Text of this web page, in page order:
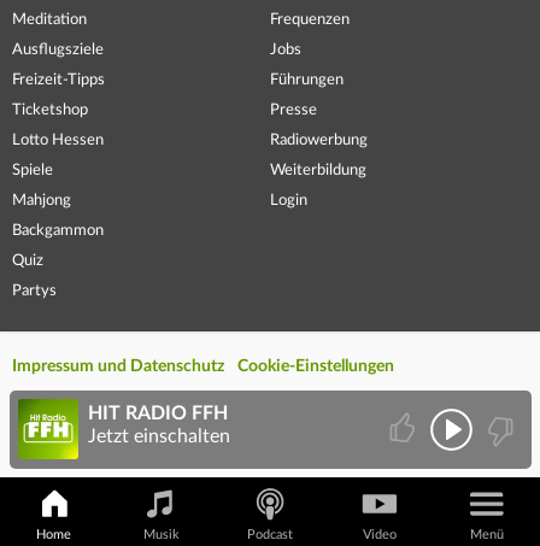
Meditation
Ausflugsziele
Freizeit-Tipps
Ticketshop
Lotto Hessen
Spiele
Mahjong
Backgammon
Quiz
Partys
Frequenzen
Jobs
Führungen
Presse
Radiowerbung
Weiterbildung
Login
Impressum und Datenschutz Cookie-Einstellungen
Home Musik Podcast Video Menü
HIT RADIO FFH
Jetzt einschalten